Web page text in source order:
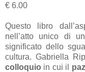
€ 6.00
Questo libro
nell’atto unico di
significato dello
cultura. Gabriella
colloquio in cui il